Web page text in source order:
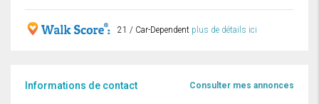
21 / Car-Dependent plus de détails ici
Informations de contact Consulter mes annonces